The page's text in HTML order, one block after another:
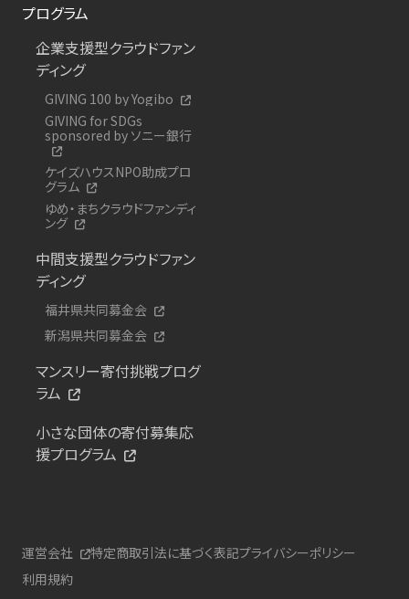
プログラム
企業支援型クラウドファン
ディング
GIVING 100 by Yogibo
GIVING for SDGs
sponsored by ソニー銀行
ケイズハウスNPO助成プロ
グラム
ゆめ・まちクラウドファンディ
ング
中間支援型クラウドファン
ディング
福井県共同募金会
新潟県共同募金会
マンスリー寄付挑戦プログ
ラム
小さな団体の寄付募集応
援プログラム
運営会社 特定商取引法に基づく表記プライバシーポリシー
利用規約